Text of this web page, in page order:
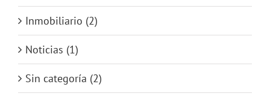
Inmobiliario (2)
Noticias (1)
Sin categoría (2)